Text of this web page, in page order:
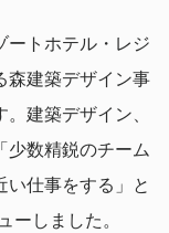
ートホテル・レジ
森建築デザイン事
建築デザイン、
少数精鋭のチーム
い仕事をする」と
ーしました。